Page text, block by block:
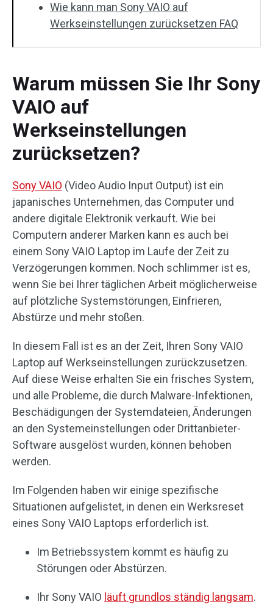
Wie kann man Sony VAIO auf
Werkseinstellungen zurücksetzen FAQ
Warum müssen Sie Ihr Sony
VAIO auf
Werkseinstellungen
zurücksetzen?
Sony VAIO (Video Audio Input Output) ist ein
japanisches Unternehmen, das Computer und
andere digitale Elektronik verkauft. Wie bei
Computern anderer Marken kann es auch bei
einem Sony VAIO Laptop im Laufe der Zeit zu
Verzögerungen kommen. Noch schlimmer ist es,
wenn Sie bei Ihrer täglichen Arbeit möglicherweise
auf plötzliche Systemstörungen, Einfrieren,
Abstürze und mehr stoßen.
In diesem Fall ist es an der Zeit, Ihren Sony VAIO
Laptop auf Werkseinstellungen zurückzusetzen.
Auf diese Weise erhalten Sie ein frisches System,
und alle Probleme, die durch Malware-Infektionen,
Beschädigungen der Systemdateien, Änderungen
an den Systemeinstellungen oder Drittanbieter-
Software ausgelöst wurden, können behoben
werden.
Im Folgenden haben wir einige spezifische
Situationen aufgelistet, in denen ein Werksreset
eines Sony VAIO Laptops erforderlich ist.
Im Betriebssystem kommt es häufig zu
Störungen oder Abstürzen.
Ihr Sony VAIO läuft grundlos ständig langsam.